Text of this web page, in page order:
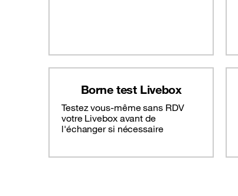
Borne test Livebox
Testez vous-même sans RDV
votre Livebox avant de
l'échanger si nécessaire